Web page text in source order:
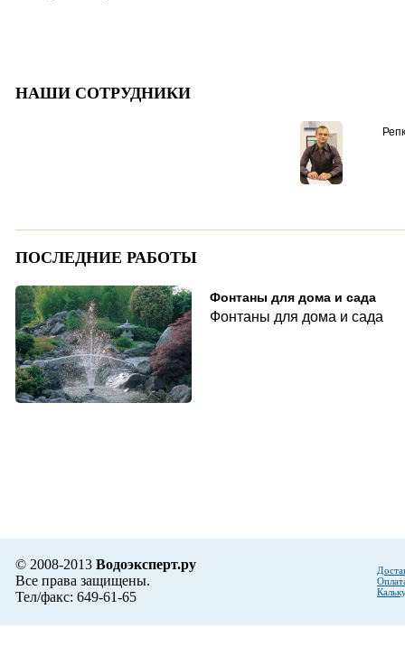
НАШИ СОТРУДНИКИ
ПОСЛЕДНИЕ РАБОТЫ
Фонтаны для дома и сада
Фонтаны для дома и сада
© 2008-2013 Водоэксперт.ру
Все права защищены.
Тел/факс: 649-61-65